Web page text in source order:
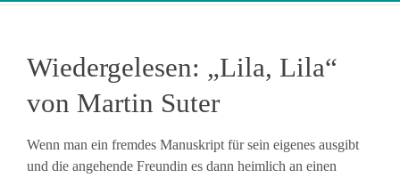
Wiedergelesen: „Lila, Lila“
von Martin Suter
Wenn man ein fremdes Manuskript für sein eigenes ausgibt
und die angehende Freundin es dann heimlich an einen